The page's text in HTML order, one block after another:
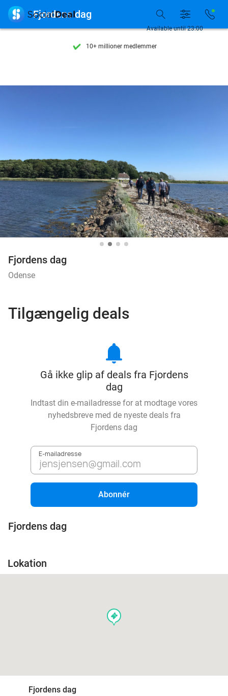
Tilgængelig 7 dage om ugen
10+ millioner medlemmer
Available until 23:00
 Fjordens dag
Fjordens dag
Odense
Tilgængelig deals
notifications
Gå ikke glip af deals fra Fjordens
dag
Indtast din e-mailadresse for at modtage vores
nyhedsbreve med de nyeste deals fra
Fjordens dag
E-mailadresse
Abonnér
Fjordens dag
Lokation
events
Fjordens dag